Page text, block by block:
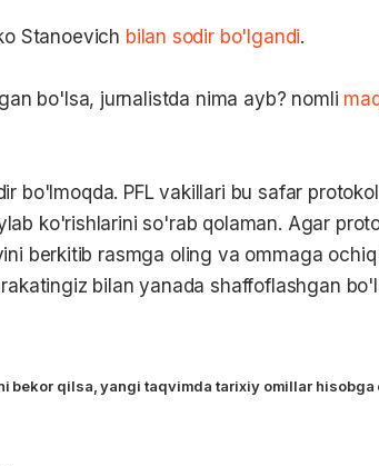
Stanoevich bilan sodir bo'lgandi.
bo'lsa, jurnalistda nima ayb? nomli
bo'lmoqda. PFL vakillari bu safar
ko'rishlarini so'rab qolaman. Agar
berkitib rasmga oling va ommaga
bilan yanada shaffoflashgan
bekor qilsa, yangi taqvimda tarixiy omillar hisobga